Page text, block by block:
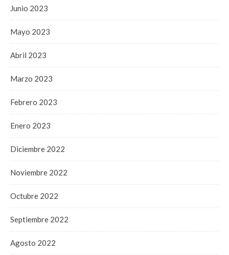
Junio 2023
Mayo 2023
Abril 2023
Marzo 2023
Febrero 2023
Enero 2023
Diciembre 2022
Noviembre 2022
Octubre 2022
Septiembre 2022
Agosto 2022